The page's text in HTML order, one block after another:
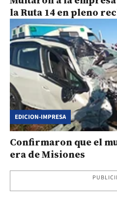
la Ruta 14 en pleno
EDICION-IMPRESA
Confirmaron que el
era de Misiones